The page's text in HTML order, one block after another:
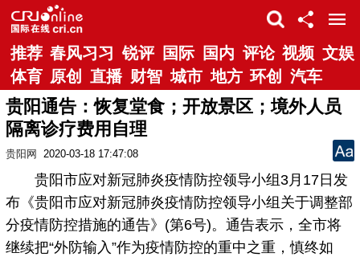
推荐 春风习习 锐评 国际 国内 评论 视频 文娱
体育 原创 直播 财智 城市 地方 环创 汽车
贵阳通告：恢复堂食；开放景区；境外人员
隔离诊疗费用自理
贵阳网 2020-03-18 17:47:08
贵阳市应对新冠肺炎疫情防控领导小组3月17日发
布《贵阳市应对新冠肺炎疫情防控领导小组关于调整部
分疫情防控措施的通告》(第6号)。通告表示，全市将
继续把“外防输入”作为疫情防控的重中之重，慎终如